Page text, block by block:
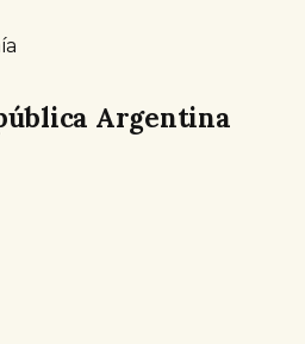
Argentina